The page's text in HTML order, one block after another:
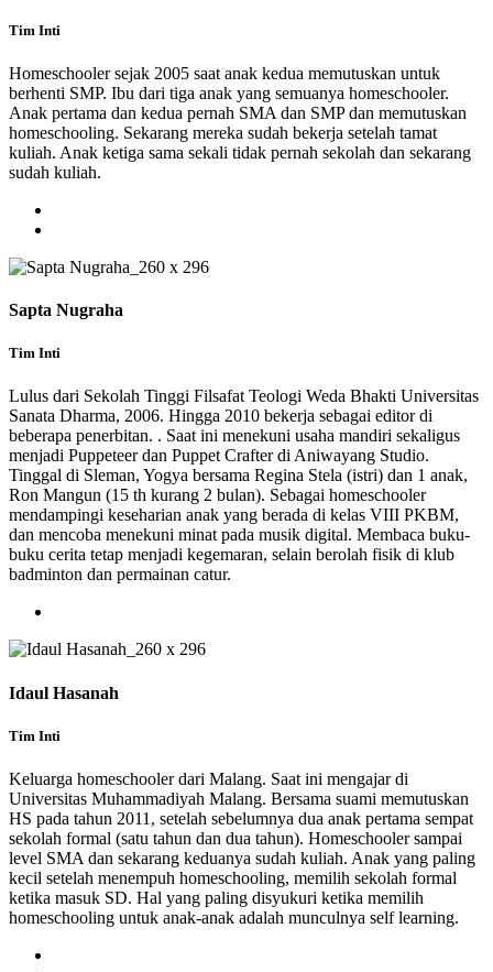
Tim Inti
Homeschooler sejak 2005 saat anak kedua memutuskan untuk
berhenti SMP. Ibu dari tiga anak yang semuanya homeschooler.
Anak pertama dan kedua pernah SMA dan SMP dan memutuskan
homeschooling. Sekarang mereka sudah bekerja setelah tamat
kuliah. Anak ketiga sama sekali tidak pernah sekolah dan sekarang
sudah kuliah.
Sapta Nugraha
Tim Inti
Lulus dari Sekolah Tinggi Filsafat Teologi Weda Bhakti Universitas
Sanata Dharma, 2006. Hingga 2010 bekerja sebagai editor di
beberapa penerbitan. . Saat ini menekuni usaha mandiri sekaligus
menjadi Puppeteer dan Puppet Crafter di Aniwayang Studio.
Tinggal di Sleman, Yogya bersama Regina Stela (istri) dan 1 anak,
Ron Mangun (15 th kurang 2 bulan). Sebagai homeschooler
mendampingi keseharian anak yang berada di kelas VIII PKBM,
dan mencoba menekuni minat pada musik digital. Membaca buku-
buku cerita tetap menjadi kegemaran, selain berolah fisik di klub
badminton dan permainan catur.
Idaul Hasanah
Tim Inti
Keluarga homeschooler dari Malang. Saat ini mengajar di
Universitas Muhammadiyah Malang. Bersama suami memutuskan
HS pada tahun 2011, setelah sebelumnya dua anak pertama sempat
sekolah formal (satu tahun dan dua tahun). Homeschooler sampai
level SMA dan sekarang keduanya sudah kuliah. Anak yang paling
kecil setelah menempuh homeschooling, memilih sekolah formal
ketika masuk SD. Hal yang paling disyukuri ketika memilih
homeschooling untuk anak-anak adalah munculnya self learning.